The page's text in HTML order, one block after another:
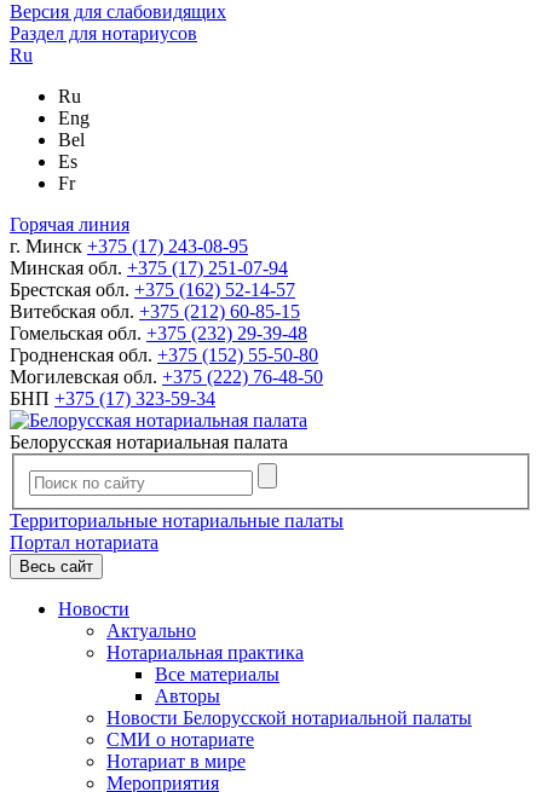
Версия для слабовидящих
Раздел для нотариусов
Ru
Ru
Eng
Bel
Es
Fr
Горячая линия
г. Минск +375 (17) 243-08-95
Минская обл. +375 (17) 251-07-94
Брестская обл. +375 (162) 52-14-57
Витебская обл. +375 (212) 60-85-15
Гомельская обл. +375 (232) 29-39-48
Гродненская обл. +375 (152) 55-50-80
Могилевская обл. +375 (222) 76-48-50
БНП +375 (17) 323-59-34
Белорусская нотариальная палата
Территориальные нотариальные палаты
Портал нотариата
Весь сайт
Новости
Актуально
Нотариальная практика
Все материалы
Авторы
Новости Белорусской нотариальной палаты
СМИ о нотариате
Нотариат в мире
Мероприятия